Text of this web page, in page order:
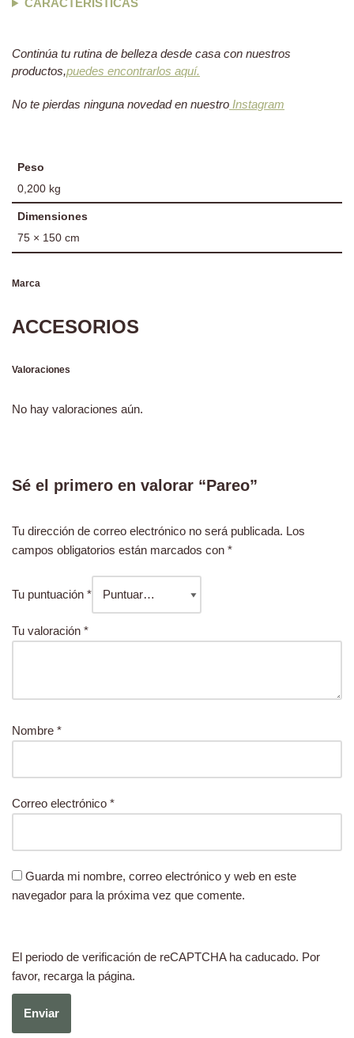
CARACTERÍSTICAS
Continúa tu rutina de belleza desde casa con nuestros
productos,puedes encontrarlos aquí.
No te pierdas ninguna novedad en nuestro Instagram
Peso
0,200 kg
Dimensiones
75 × 150 cm
Marca
ACCESORIOS
Valoraciones
No hay valoraciones aún.
Sé el primero en valorar “Pareo”
Tu dirección de correo electrónico no será publicada. Los
campos obligatorios están marcados con *
Tu puntuación *
Tu valoración *
Nombre *
Correo electrónico *
Guarda mi nombre, correo electrónico y web en este
navegador para la próxima vez que comente.
El periodo de verificación de reCAPTCHA ha caducado. Por
favor, recarga la página.